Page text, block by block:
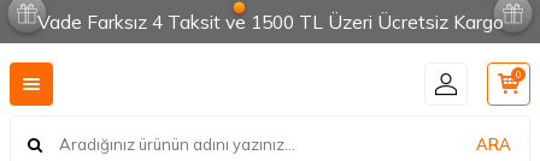
Vade Farksız 4 Taksit ve 1500 TL Üzeri Ücretsiz Kargo
ARA
0